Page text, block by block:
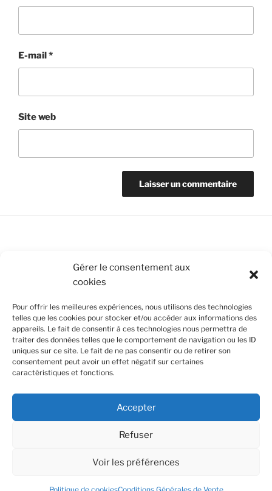
Gérer le consentement aux
cookies
Pour offrir les meilleures expériences, nous utilisons des technologies
telles que les cookies pour stocker et/ou accéder aux informations des
appareils. Le fait de consentir à ces technologies nous permettra de
traiter des données telles que le comportement de navigation ou les ID
uniques sur ce site. Le fait de ne pas consentir ou de retirer son
consentement peut avoir un effet négatif sur certaines
caractéristiques et fonctions.
Accepter
Refuser
Voir les préférences
E-mail*
Site web
Conditions Générales de Vente
Mentions légales
Politique de cookies (UE)
SUIVEZ-NOUS
FacebookInstagram
Conditions Générales de Vente
Fièrement propulsé par
expérience de navigation et en se souvenant de vos
visites. En cliquant sur "Accept all", vous acceptez
l'utilisation de tous les cookies. Toutefois vous pouvez
Confidentialité et cookies : ce site utilise des cookies. En continuant à
utiliser ce site Web, vous acceptez leur utilisation.
Politique relative aux cookies